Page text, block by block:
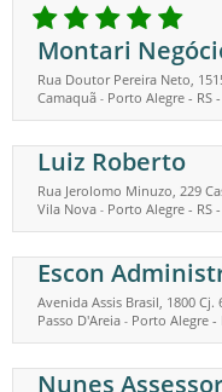
Montari
Rua Doutor Pereira Neto,
Camaquã - Porto Alegre - RS -
Luiz Roberto
Rua Jerolomo Minuzo, 229
Vila Nova - Porto Alegre - RS -
Escon
Avenida Assis Brasil, 1800 Cj.
Passo D'Areia - Porto Alegre -
Nunes